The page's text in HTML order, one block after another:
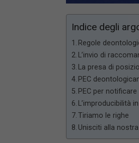
Indice degli
Regole
L’invio di
La presa di
PEC
PEC per notificare
L’improducibilità
Tiriamo le righe
Unisciti alla